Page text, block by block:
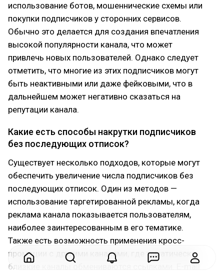
использование ботов, мошеннические схемы или
покупки подписчиков у сторонних сервисов.
Обычно это делается для создания впечатления
высокой популярности канала, что может
привлечь новых пользователей. Однако следует
отметить, что многие из этих подписчиков могут
быть неактивными или даже фейковыми, что в
дальнейшем может негативно сказаться на
репутации канала.
Какие есть способы накрутки подписчиков
без последующих отписок?
Существует несколько подходов, которые могут
обеспечить увеличение числа подписчиков без
последующих отписок. Один из методов —
использование таргетированной рекламы, когда
реклама канала показывается пользователям,
наиболее заинтересованным в его тематике.
Также есть возможность применения кросс-
промоции с другими каналами, где тематически
близкие каналы обмениваются ссылками. E-mail